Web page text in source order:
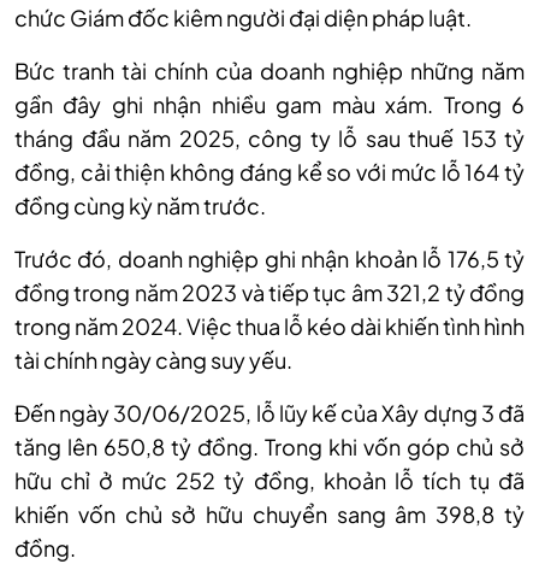
chức Giám đốc kiêm người đại diện pháp luật.
Bức tranh tài chính của doanh nghiệp những năm
gần đây ghi nhận nhiều gam màu xám. Trong 6
tháng đầu năm 2025, công ty lỗ sau thuế 153 tỷ
đồng, cải thiện không đáng kể so với mức lỗ 164 tỷ
đồng cùng kỳ năm trước.
Trước đó, doanh nghiệp ghi nhận khoản lỗ 176,5 tỷ
đồng trong năm 2023 và tiếp tục âm 321,2 tỷ đồng
trong năm 2024. Việc thua lỗ kéo dài khiến tình hình
tài chính ngày càng suy yếu.
Đến ngày 30/06/2025, lỗ lũy kế của Xây dựng 3 đã
tăng lên 650,8 tỷ đồng. Trong khi vốn góp chủ sở
hữu chỉ ở mức 252 tỷ đồng, khoản lỗ tích tụ đã
khiến vốn chủ sở hữu chuyển sang âm 398,8 tỷ
đồng.